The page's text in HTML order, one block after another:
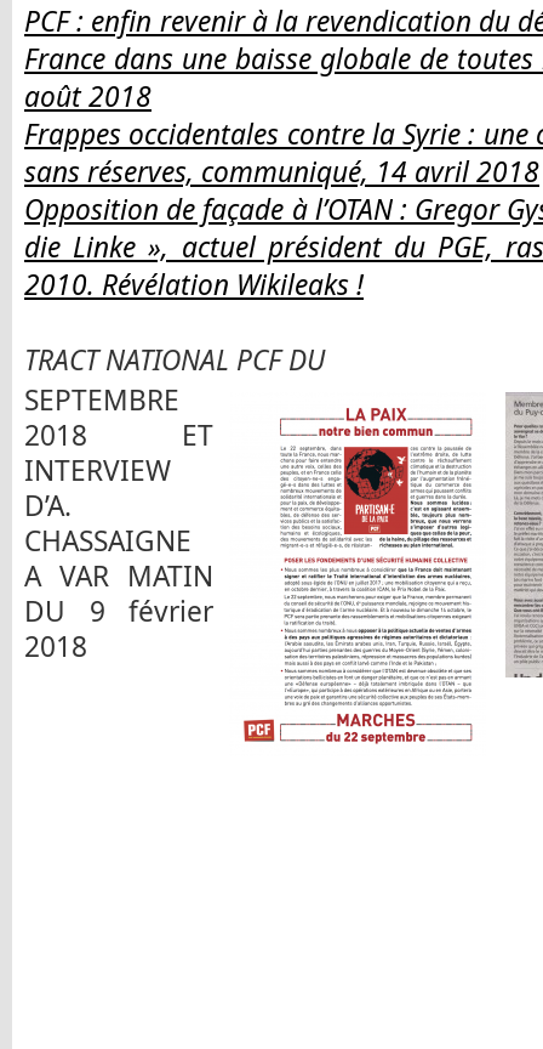
PCF : enfin revenir à la revendication du
France dans une baisse globale de toutes
août 2018
Frappes occidentales contre la Syrie :
sans réserves, communiqué, 14 avril 2018
Opposition de façade à l’OTAN : Gregor
die Linke », actuel président du PGE,
2010. Révélation Wikileaks !
TRACT NATIONAL PCF DU
SEPTEMBRE
2018 ET
INTERVIEW
D’A.
CHASSAIGNE
A VAR MATIN
DU 9 février
2018